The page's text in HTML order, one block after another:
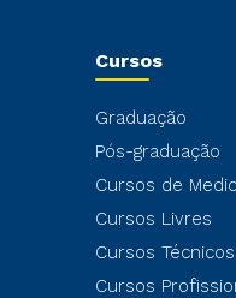
Cursos
Graduação
Pós-graduação
Cursos de
Cursos Livres
Cursos Técnicos
Cursos